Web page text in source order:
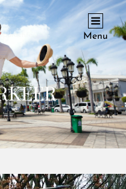
Menu